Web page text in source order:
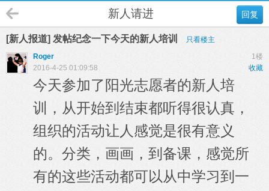
回复
新人请进
[新人报道] 发帖纪念一下今天的新人培训
只看楼主
1楼
Roger
收藏
2016-4-25 01:09:58
今天参加了阳光志愿者的新人培
训，从开始到结束都听得很认真，
组织的活动让人感觉是很有意义
的。 分类，画画，到备课，感觉所
有的这些活动都可以从中学习到一